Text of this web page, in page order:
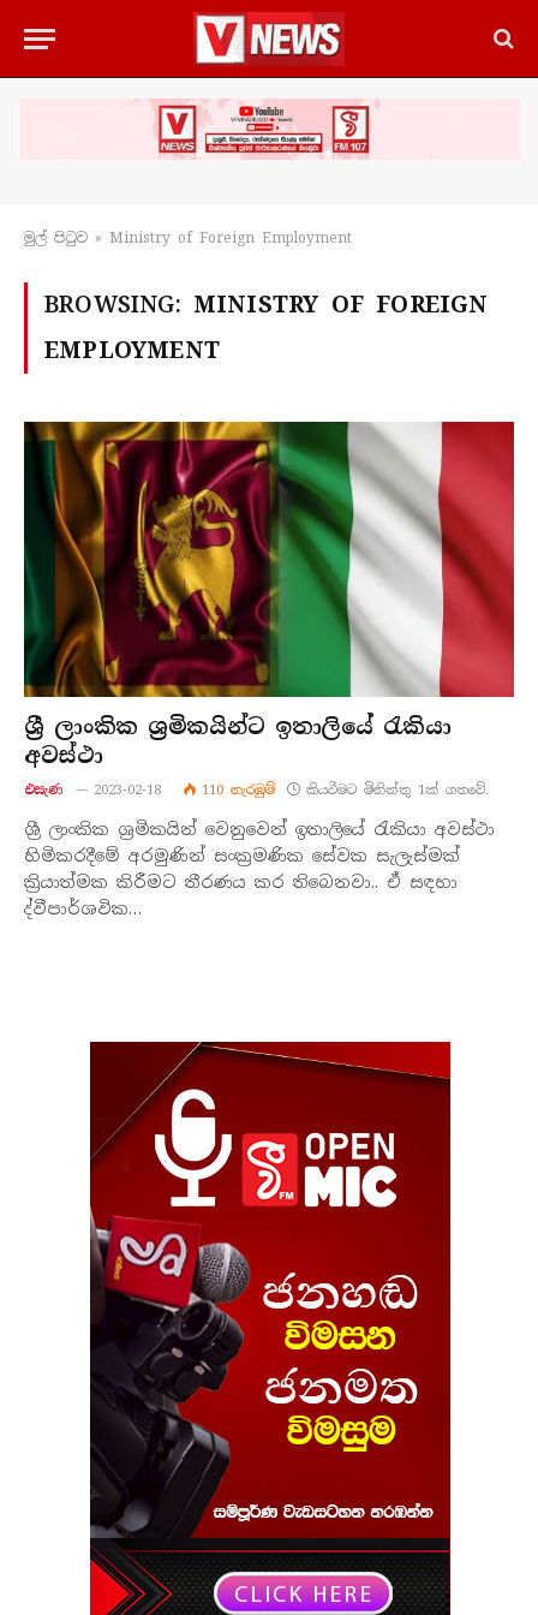
මුල් පිටු​ව » Ministry of Foreign Employment
BROWSING: MINISTRY OF FOREIGN
EMPLOYMENT
ශ්‍රී ලාංකික ශ්‍රමිකයින්ට ඉතාලියේ රැකියා
අවස්ථා
එසැණ 2023-02-18 110 නැරඹු​ම් කියවීමට මිනිත්තු 1ක් ගතවේ.
ශ්‍රී ලාංකික ශ්‍රමිකයින් වෙනුවෙන් ඉතාලියේ රැකියා අවස්ථා
හිමිකරදීමේ අරමුණින් සංක්‍රමණික සේවක සැලැස්මක්
ක්‍රියාත්මක කිරීමට තීරණය කර තිබෙනවා.. ඒ සඳහා
ද්වීපාර්ශවික…